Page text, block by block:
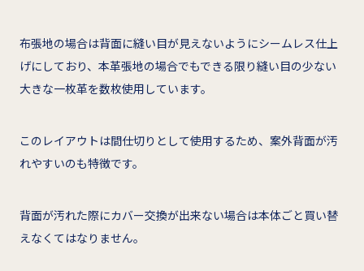
布張地の場合は背面に縫い目が見えないようにシームレス仕上
げにしており、本革張地の場合でもできる限り縫い目の少ない
大きな一枚革を数枚使用しています。
このレイアウトは間仕切りとして使用するため、案外背面が汚
れやすいのも特徴です。
背面が汚れた際にカバー交換が出来ない場合は本体ごと買い替
えなくてはなりません。